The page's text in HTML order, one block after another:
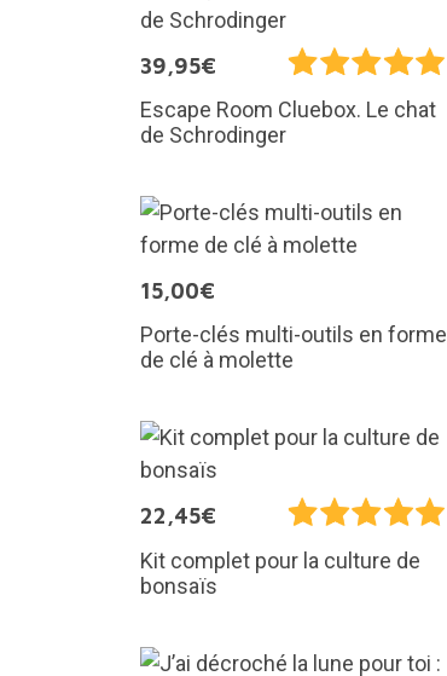
39,95€
Escape Room Cluebox. Le chat
de Schrodinger
15,00€
Porte-clés multi-outils en forme
de clé à molette
22,45€
Kit complet pour la culture de
bonsaïs